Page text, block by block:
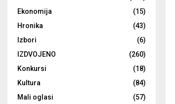
Ekonomija
(15)
Hronika
(43)
Izbori
(6)
IZDVOJENO
(260)
Konkursi
(18)
Kultura
(84)
Mali oglasi
(57)